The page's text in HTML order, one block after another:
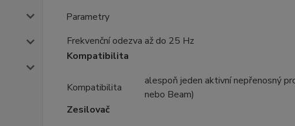
Parametry
Frekvenční odezva až do 25 Hz
Kompatibilita
Kompatibilita
alespoň jeden aktivní nepřenosný
nebo Beam)
Zesilovač